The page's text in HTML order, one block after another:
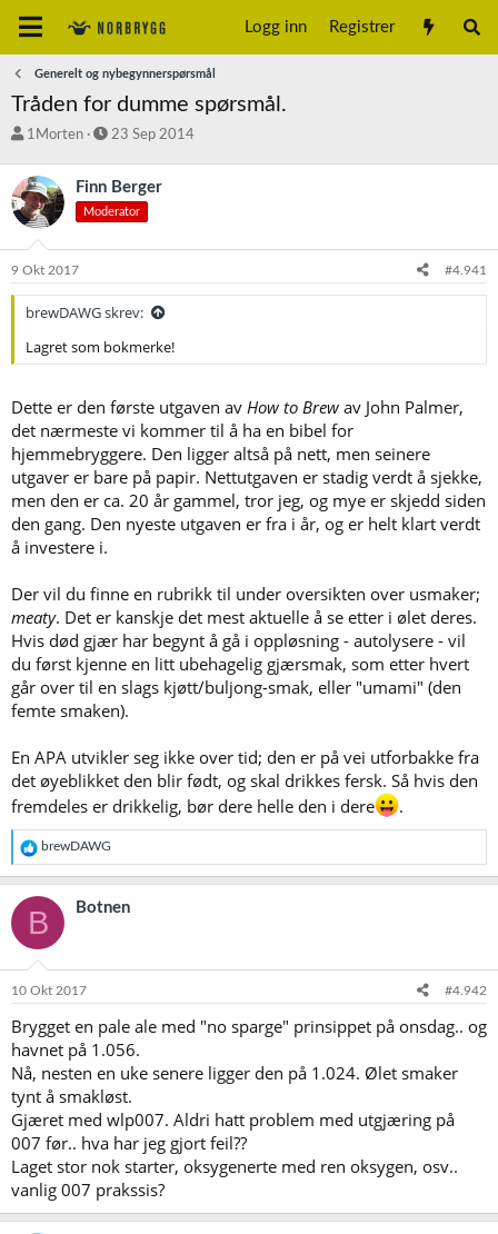
Logg inn Registrer
Generelt og nybegynnerspørsmål
Tråden for dumme spørsmål.
T
å
d
s
a
r
t
e
1Morten
S
r
t
a
o
23 Sep 2014
Finn Berger
Moderator
9 Okt 2017 #4.941
brewDAWG skrev:
Lagret som bokmerke!
Dette er den første utgaven av How to Brew av John Palmer,
det nærmeste vi kommer til å ha en bibel for
hjemmebryggere. Den ligger altså på nett, men seinere
utgaver er bare på papir. Nettutgaven er stadig verdt å sjekke,
men den er ca. 20 år gammel, tror jeg, og mye er skjedd siden
den gang. Den nyeste utgaven er fra i år, og er helt klart verdt
å investere i.
Der vil du finne en rubrikk til under oversikten over usmaker;
meaty. Det er kanskje det mest aktuelle å se etter i ølet deres.
Hvis død gjær har begynt å gå i oppløsning - autolysere - vil
du først kjenne en litt ubehagelig gjærsmak, som etter hvert
går over til en slags kjøtt/buljong-smak, eller "umami" (den
femte smaken).
En APA utvikler seg ikke over tid; den er på vei utforbakke fra
det øyeblikket den blir født, og skal drikkes fersk. Så hvis den
fremdeles er drikkelig, bør dere helle den i dere
.
R
e
a
k
s
j
o
e
:
brewDAWG
B Botnen
10 Okt 2017 #4.942
Brygget en pale ale med "no sparge" prinsippet på onsdag.. og
havnet på 1.056.
Nå, nesten en uke senere ligger den på 1.024. Ølet smaker
tynt å smakløst.
Gjæret med wlp007. Aldri hatt problem med utgjæring på
007 før.. hva har jeg gjort feil??
Laget stor nok starter, oksygenerte med ren oksygen, osv..
vanlig 007 prakssis?